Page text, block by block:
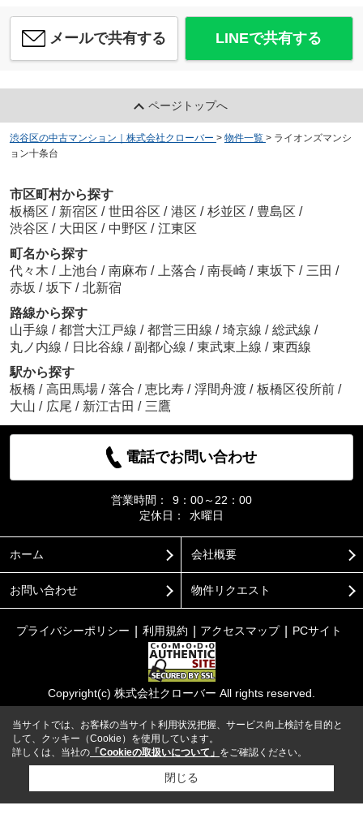
メールで共有する LINEで共有する
ページトップへ
渋谷区の中古マンション｜株式会社クローバー > 物件一覧 > ライオンズマンシ
ョン十条台
市区町村から探す
板橋区 / 新宿区 / 世田谷区 / 港区 / 杉並区 / 豊島区 /
渋谷区 / 大田区 / 中野区 / 江東区
町名から探す
代々木 / 上池台 / 南麻布 / 上落合 / 南長崎 / 東坂下 / 三田 /
赤坂 / 坂下 / 北新宿
路線から探す
山手線 / 都営大江戸線 / 都営三田線 / 埼京線 / 総武線 /
丸ノ内線 / 日比谷線 / 副都心線 / 東武東上線 / 東西線
駅から探す
板橋 / 高田馬場 / 落合 / 恵比寿 / 浮間舟渡 / 板橋区役所前 /
大山 / 広尾 / 新江古田 / 三鷹
電話でお問い合わせ
営業時間：
9：00～22：00
定休日：
水曜日
ホーム 会社概要
お問い合わせ 物件リクエスト
プライバシーポリシー 利用規約 アクセスマップ PCサイト
Copyright(c) 株式会社クローバー All rights reserved.
当サイトでは、お客様の当サイト利用状況把握、サービス向上検討を目的と
して、クッキー（Cookie）を使用しています。
詳しくは、当社の 「Cookieの取扱いについて」 をご確認ください。
閉じる